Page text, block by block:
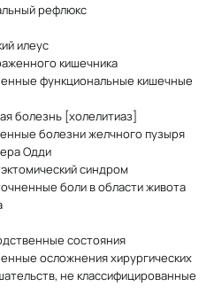
рефлюкс
илеус
кишечника
функциональные кишечные
болезнь [холелитиаз]
болезни желчного пузыря
Одди
синдром
боли в области живота
состояния
осложнения хирургических
не классифицированные